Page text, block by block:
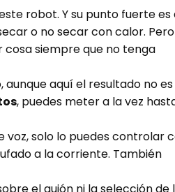
robot. Y su punto fuerte es
o no secar con calor. Pero
cosa siempre que no tenga
aquí el resultado no es
, puedes meter a la vez
voz, solo lo puedes controlar
a la corriente. También
el guión ni la selección de